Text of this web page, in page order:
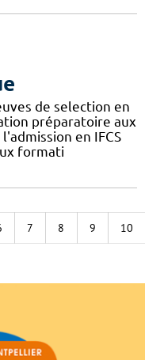
de selection en
préparatoire aux
en IFCS
formati
7 8 9 10